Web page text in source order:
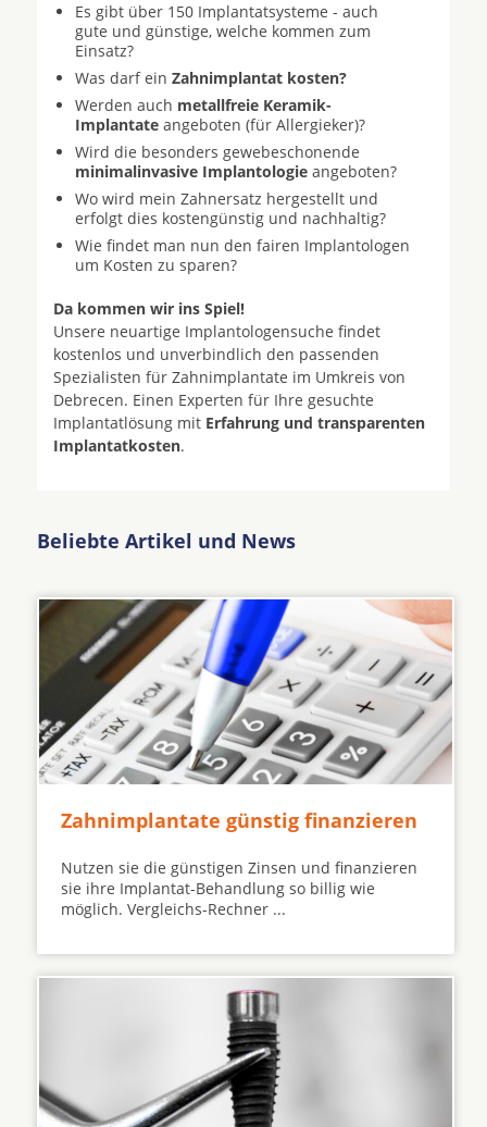
Es gibt über 150 Implantatsysteme - auch
gute und günstige, welche kommen zum
Einsatz?
Was darf ein Zahnimplantat kosten?
Werden auch metallfreie Keramik-
Implantate angeboten (für Allergieker)?
Wird die besonders gewebeschonende
minimalinvasive Implantologie angeboten?
Wo wird mein Zahnersatz hergestellt und
erfolgt dies kostengünstig und nachhaltig?
Wie findet man nun den fairen Implantologen
um Kosten zu sparen?
Da kommen wir ins Spiel!
Unsere neuartige Implantologensuche findet
kostenlos und unverbindlich den passenden
Spezialisten für Zahnimplantate im Umkreis von
Debrecen. Einen Experten für Ihre gesuchte
Implantatlösung mit Erfahrung und transparenten
Implantatkosten.
Beliebte Artikel und News
Zahnimplantate günstig finanzieren
Nutzen sie die günstigen Zinsen und finanzieren
sie ihre Implantat-Behandlung so billig wie
möglich. Vergleichs-Rechner ...